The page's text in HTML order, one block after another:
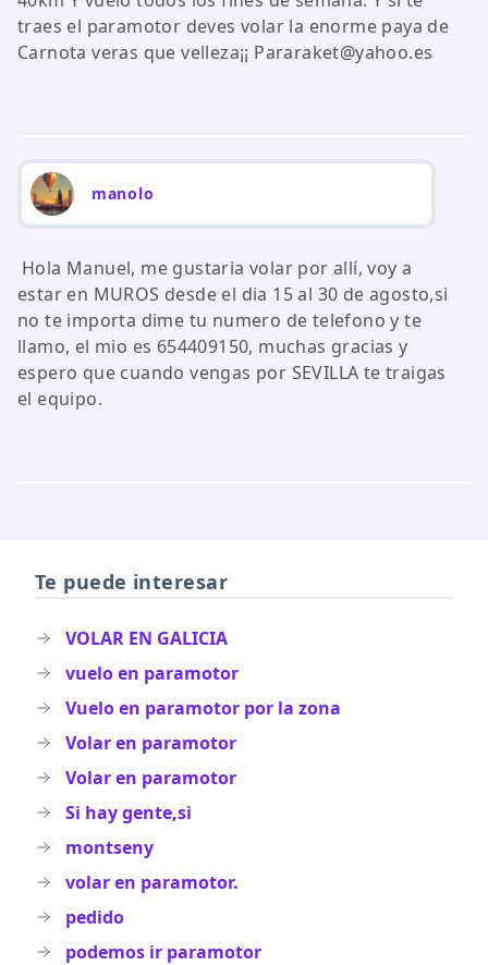
traes el paramotor deves volar la enorme paya de
Carnota veras que velleza¡¡ Pararaket@yahoo.es
manolo
Hola Manuel, me gustaria volar por allí, voy a
estar en MUROS desde el dia 15 al 30 de agosto,si
no te importa dime tu numero de telefono y te
llamo, el mio es 654409150, muchas gracias y
espero que cuando vengas por SEVILLA te traigas
el equipo.
Te puede interesar
VOLAR EN GALICIA
vuelo en paramotor
Vuelo en paramotor por la zona
Volar en paramotor
Volar en paramotor
Si hay gente,si
montseny
volar en paramotor.
pedido
podemos ir paramotor